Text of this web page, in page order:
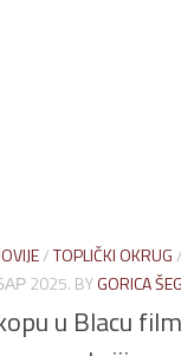
/TOPLIČKI OKRUG/
2025. BYGORICA
u Blacu